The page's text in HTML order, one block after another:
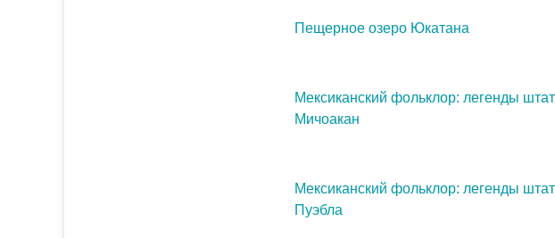
Пещерное озеро Юкатана
Мексиканский фольклор: легенды
Мичоакан
Мексиканский фольклор: легенды
Пуэбла